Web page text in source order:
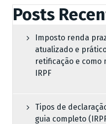
Posts
Imposto renda
atualizado e
retificação e como
IRPF
Tipos de
guia completo